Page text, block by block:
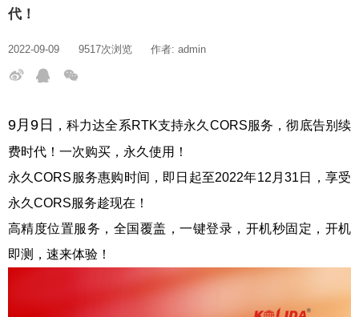
代！
2022-09-09 9517次浏览 作者: admin
9月9日 ，科力达全系RTK支持永久 CORS服务，彻底告别续
费时代 ！ 一次购买，永久使用！
永久CORS服务惠购时间，即日起至2022年12月31日， 享受
永久CORS服务趁现在！
高精度位置服务，全国覆盖，一键登录， 开机秒固定， 开机
即测，速来体验！